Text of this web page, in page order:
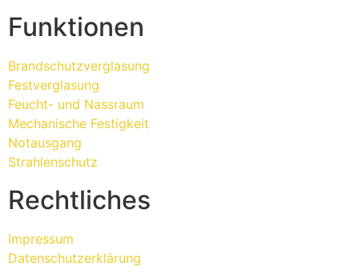
Funktionen
Brandschutzverglasung
Festverglasung
Feucht- und Nassraum
Mechanische Festigkeit
Notausgang
Strahlenschutz
Rechtliches
Impressum
Datenschutzerklärung